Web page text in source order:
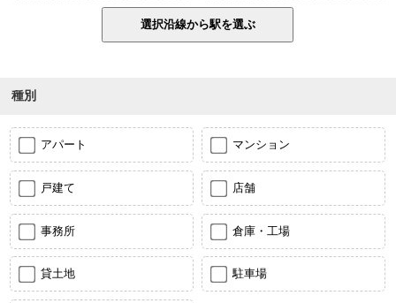
種別
アパート マンション
戸建て 店舗
事務所 倉庫・工場
貸土地 駐車場